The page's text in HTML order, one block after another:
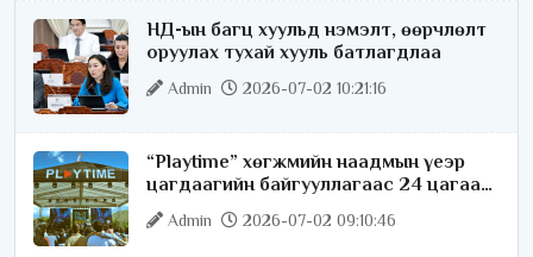
НД-ын багц хуульд нэмэлт, өөрчлөлт
оруулах тухай хууль батлагдлаа
Admin 2026-07-02 10:21:16
“Playtime” хөгжмийн наадмын үеэр
цагдаагийн байгууллагаас 24 цагаар
хяналт тавина
Admin 2026-07-02 09:10:46